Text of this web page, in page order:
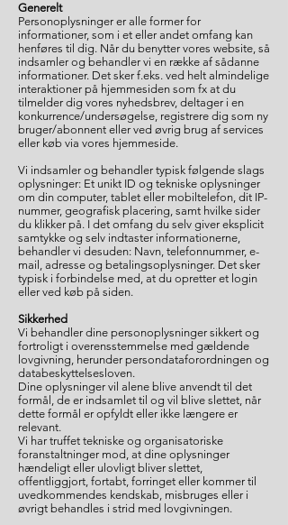
Generelt
Personoplysninger er alle former for
informationer, som i et eller andet omfang kan
henføres til dig. Når du benytter vores website, så
indsamler og behandler vi en række af sådanne
informationer. Det sker f.eks. ved helt almindelige
interaktioner på hjemmesiden som fx at du
tilmelder dig vores nyhedsbrev, deltager i en
konkurrence/undersøgelse, registrere dig som ny
bruger/abonnent eller ved øvrig brug af services
eller køb via vores hjemmeside.
Vi indsamler og behandler typisk følgende slags
oplysninger: Et unikt ID og tekniske oplysninger
om din computer, tablet eller mobiltelefon, dit IP-
nummer, geografisk placering, samt hvilke sider
du klikker på. I det omfang du selv giver eksplicit
samtykke og selv indtaster informationerne,
behandler vi desuden: Navn, telefonnummer, e-
mail, adresse og betalingsoplysninger. Det sker
typisk i forbindelse med, at du opretter et login
eller ved køb på siden.
Sikkerhed
Vi behandler dine personoplysninger sikkert og
fortroligt i overensstemmelse med gældende
lovgivning, herunder persondataforordningen og
databeskyttelsesloven.
Dine oplysninger vil alene blive anvendt til det
formål, de er indsamlet til og vil blive slettet, når
dette formål er opfyldt eller ikke længere er
relevant.
Vi har truffet tekniske og organisatoriske
foranstaltninger mod, at dine oplysninger
hændeligt eller ulovligt bliver slettet,
offentliggjort, fortabt, forringet eller kommer til
uvedkommendes kendskab, misbruges eller i
øvrigt behandles i strid med lovgivningen.